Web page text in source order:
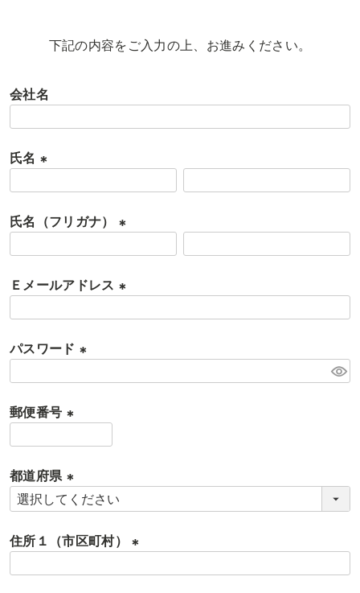
下記の内容をご入力の上、お進みください。
会社名
氏名
須
氏名（フリガナ）
須
Ｅメールアドレス
パスワード
郵便番号
須
)
都道府県
(
須
住所１（市区町村）